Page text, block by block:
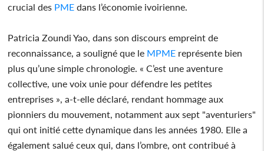
crucial des PME dans l’économie ivoirienne.
Patricia Zoundi Yao, dans son discours empreint de
reconnaissance, a souligné que le MPME représente bien
plus qu’une simple chronologie. « C’est une aventure
collective, une voix unie pour défendre les petites
entreprises », a-t-elle déclaré, rendant hommage aux
pionniers du mouvement, notamment aux sept "aventuriers"
qui ont initié cette dynamique dans les années 1980. Elle a
également salué ceux qui, dans l’ombre, ont contribué à